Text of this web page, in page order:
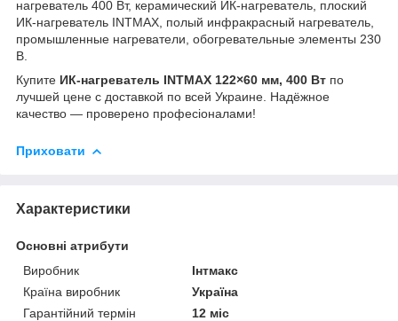
нагреватель 400 Вт, керамический ИК-нагреватель, плоский
ИК-нагреватель INTMAX, полый инфракрасный нагреватель,
промышленные нагреватели, обогревательные элементы 230
В.
Купите ИК-нагреватель INTMAX 122×60 мм, 400 Вт по
лучшей цене с доставкой по всей Украине. Надёжное
качество — проверено професіоналами!
Приховати
Характеристики
Основні атрибути
Виробник
Інтмакс
Країна виробник
Україна
Гарантійний термін
12 міс